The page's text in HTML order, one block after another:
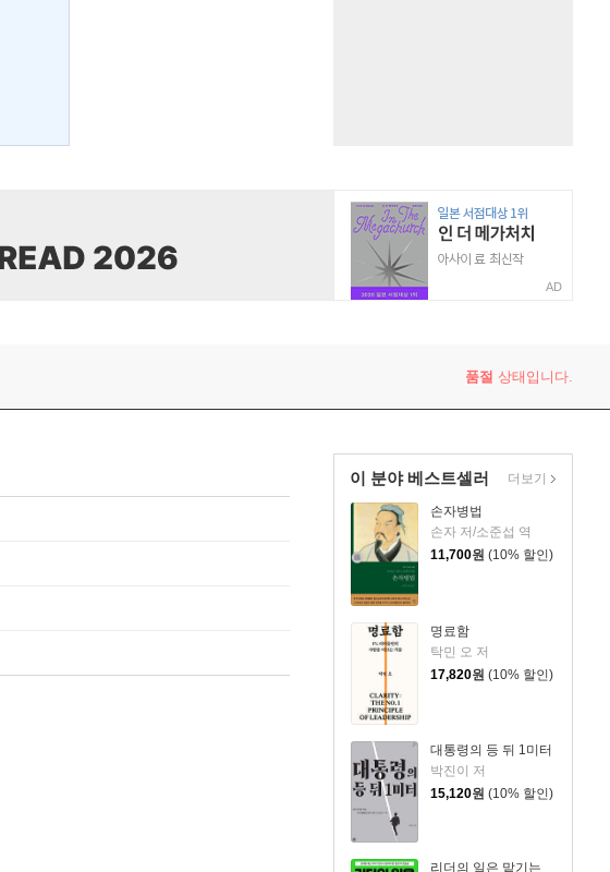
AD
품절 상태입니다.
이 분야 베스트셀러
손자병법
손자 저/소준섭 역
11,700원 (10% 할인)
명료함
탁민 오 저
17,820원 (10% 할인)
대통령의 등 뒤 1미터
박진이 저
15,120원 (10% 할인)
리더의 일은 맡기는
더보기